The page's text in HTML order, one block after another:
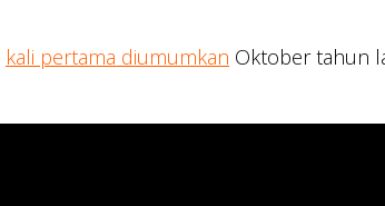
kali pertama diumumkan Oktober tahun